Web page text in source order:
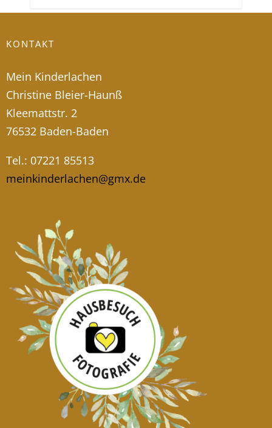
KONTAKT
Mein Kinderlachen
Christine Bleier-Haunß
Kleemattstr. 2
76532 Baden-Baden
Tel.: 07221 85513
meinkinderlachen@gmx.de